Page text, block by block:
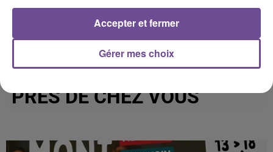
Afficher l'élément
PRÈS DE CHEZ VOUS
Gérer mes choix
Accepter et fermer